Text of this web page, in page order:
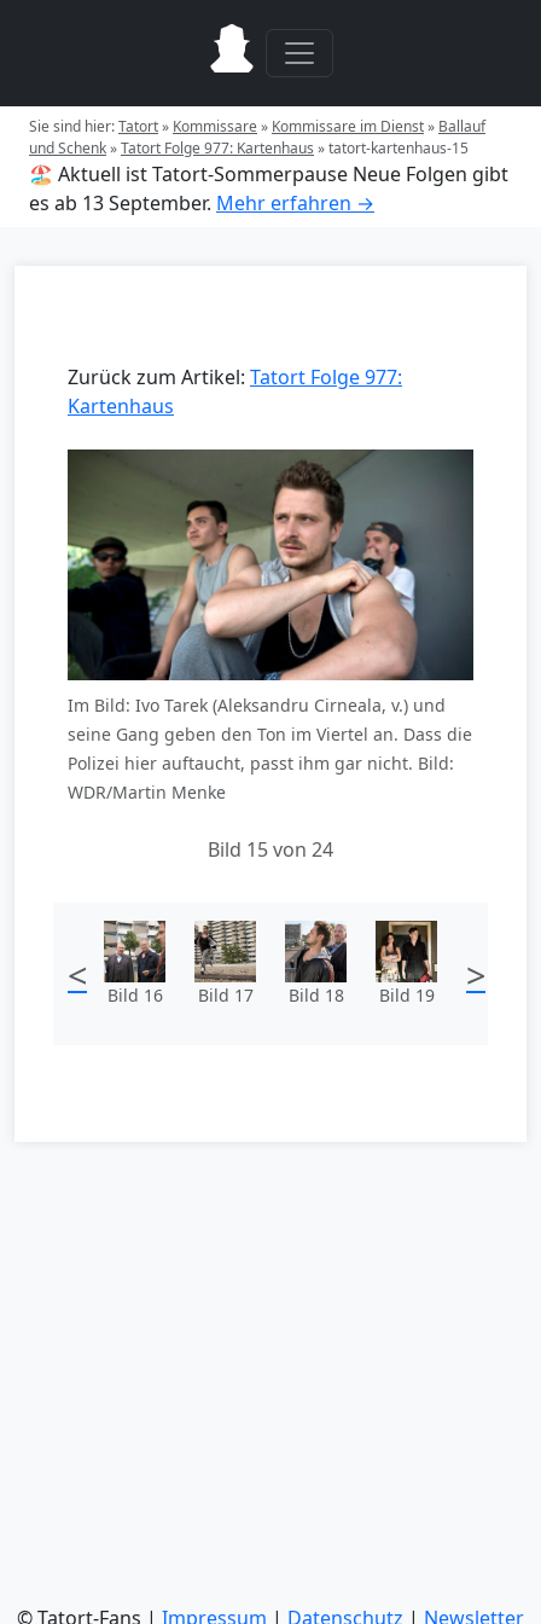
Sie sind hier:Tatort» Kommissare» Kommissare im Dienst» Ballauf
und Schenk»Tatort Folge 977: Kartenhaus »tatort-kartenhaus-15
🏖️ Aktuell ist Tatort-Sommerpause Neue Folgen gibt
es ab 13 September. Mehr erfahren →
Zurück zum Artikel: Tatort Folge 977:
Kartenhaus
Im Bild: Ivo Tarek (Aleksandru Cirneala, v.) und
seine Gang geben den Ton im Viertel an. Dass die
Polizei hier auftaucht, passt ihm gar nicht. Bild:
WDR/Martin Menke
Bild 15 von 24
< Bild 16 Bild 17 Bild 18 Bild 19 >
© Tatort-Fans | Impressum | Datenschutz | Newsletter